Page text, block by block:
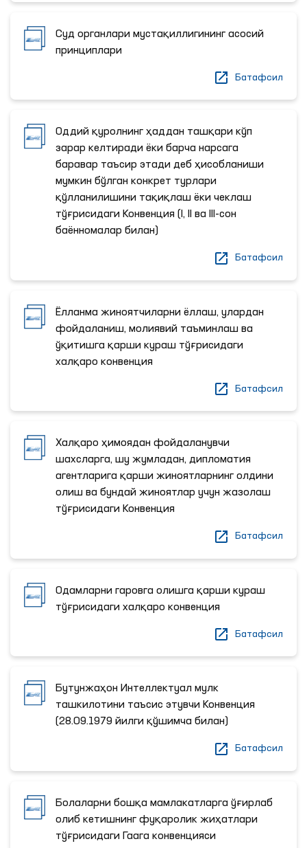
Суд органлари мустақиллигининг асосий
принциплари
Батафсил
Оддий қуролнинг ҳаддан ташқари кўп
зарар келтиради ёки барча нарсага
баравар таъсир этади деб ҳисобланиши
мумкин бўлган конкрет турлари
қўлланилишини тақиқлаш ёки чеклаш
тўғрисидаги Конвенция (I, II ва III-сон
баённомалар билан)
Батафсил
Ёлланма жиноятчиларни ёллаш, улардан
фойдаланиш, молиявий таъминлаш ва
ўқитишга қарши кураш тўғрисидаги
халқаро конвенция
Батафсил
Халқаро ҳимоядан фойдаланувчи
шахсларга, шу жумладан, дипломатия
агентларига қарши жиноятларнинг олдини
олиш ва бундай жиноятлар учун жазолаш
тўғрисидаги Конвенция
Батафсил
Одамларни гаровга олишга қарши кураш
тўғрисидаги халқаро конвенция
Батафсил
Бутунжаҳон Интеллектуал мулк
ташкилотини таъсис этувчи Конвенция
(28.09.1979 йилги қўшимча билан)
Батафсил
Болаларни бошқа мамлакатларга ўғирлаб
олиб кетишнинг фуқаролик жиҳатлари
тўғрисидаги Гаага конвенцияси